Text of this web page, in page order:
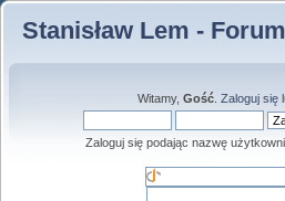
Stanisław Lem - Forum
Witamy, Gość. Zaloguj się
Zaloguj się podając nazwę